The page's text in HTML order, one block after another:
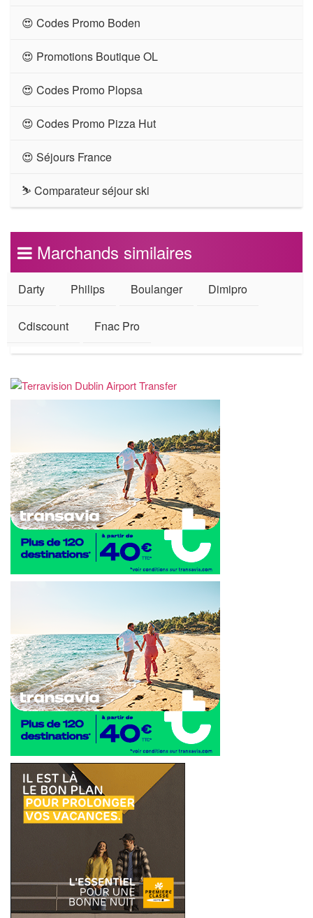
😍 Codes Promo Boden
😍 Promotions Boutique OL
😍 Codes Promo Plopsa
😍 Codes Promo Pizza Hut
😍 Séjours France
⛷ Comparateur séjour ski
Marchands similaires
Darty Philips Boulanger Dimipro
Cdiscount Fnac Pro